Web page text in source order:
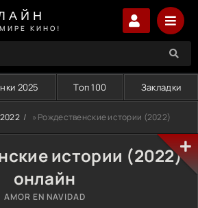
КИНО!
2025 Топ 100 Закладки
» Рождественские истории (2022)
истории (2022)
онлайн
AMOR EN NAVIDAD